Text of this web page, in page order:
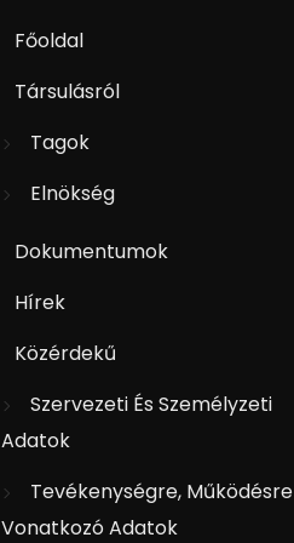
Főoldal
Társulásról
Tagok
Elnökség
Dokumentumok
Hírek
Közérdekű
Szervezeti És Személyzeti
Adatok
Tevékenységre, Működésre
Vonatkozó Adatok